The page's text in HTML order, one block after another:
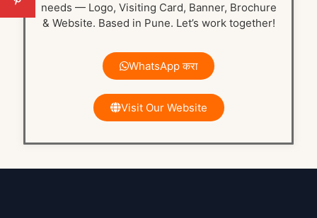
needs — Logo, Visiting Card, Banner, Brochure
& Website. Based in Pune. Let’s work together!
WhatsApp करा
Visit Our Website